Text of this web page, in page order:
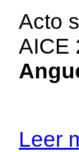
Acto
AICE
Leer